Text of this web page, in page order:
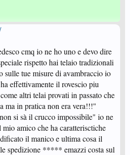
cmq io ne ho uno e devo dire
rispetto hai telaio tradizionali
sulle tue misure di avambraccio io
effettivamente il rovescio piu
altri telai provati in passato che
ma in pratica non era vera!!!"
si sà il crucco impossibile" io ne
amico che ha caratterisctiche
il manico e ultima cosa il
spedizione ***** emazzi costa sul